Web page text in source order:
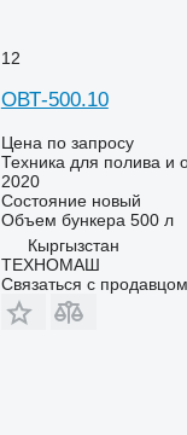
12
ОВТ-500.10
Цена по запросу
Техника для полива и
2020
Состояниеновый
Объем бункера 500 л
Кыргызстан
ТЕХНОМАШ
Связаться с продавцом